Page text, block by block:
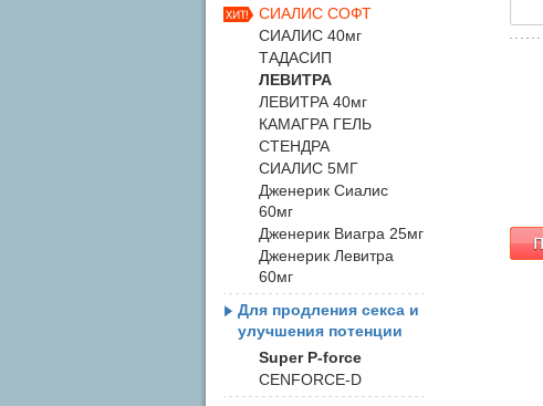
СИАЛИС СОФТ
СИАЛИС 40мг
ТАДАСИП
ЛЕВИТРА
ЛЕВИТРА 40мг
КАМАГРА ГЕЛЬ
СТЕНДРА
СИАЛИС 5МГ
Дженерик Сиалис
60мг
Дженерик Виагра 25мг
Дженерик Левитра
60мг
Для продления секса и
улучшения потенции
Super P-force
CENFORCE-D